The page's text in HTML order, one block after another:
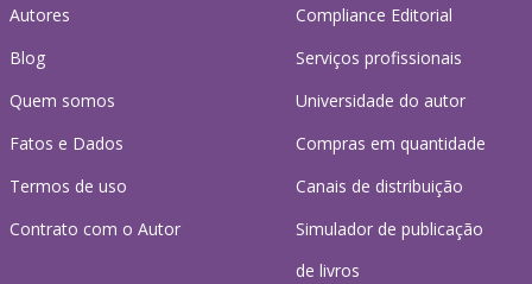
Autores
Blog
Quem somos
Fatos e Dados
Termos de uso
Contrato com o Autor
Compliance Editorial
Serviços profissionais
Universidade do autor
Compras em quantidade
Canais de distribuição
Simulador de publicação
de livros